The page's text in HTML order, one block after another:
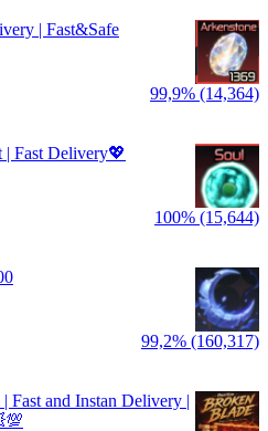
| Fast&Safe
99,9% (14,364)
Fast Delivery💖
100% (15,644)
99,2% (160,317)
Fast and Instan Delivery |